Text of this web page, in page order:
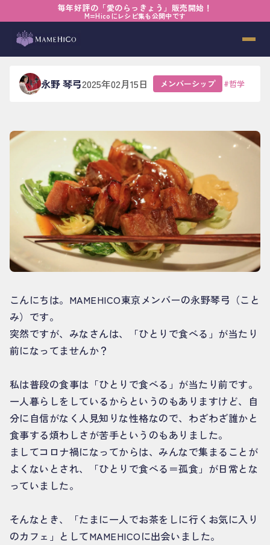
毎年好評の「愛のらっきょう」販売開始！
M=Hicoにレシピ集も公開中です
› メンバーシップ› 一緒に食べる楽しさ
一緒に食べる楽しさ
永野 琴弓2025年02月15日 メンバーシップ #哲学
こんにちは。MAMEHICO東京メンバーの永野琴弓（こと
み）です。
突然ですが、みなさんは、「ひとりで食べる」が当たり
前になってませんか？
私は普段の食事は「ひとりで食べる」が当たり前です。
一人暮らしをしているからというのもありますけど、自
分に自信がなく人見知りな性格なので、わざわざ誰かと
食事する煩わしさが苦手というのもありました。
ましてコロナ禍になってからは、みんなで集まることが
よくないとされ、「ひとりで食べる＝孤食」が日常とな
っていました。
そんなとき、「たまに一人でお茶をしに行くお気に入り
のカフェ」としてMAMEHICOに出会いました。